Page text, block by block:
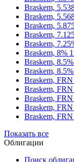
Braskem,
Braskem,
Braskem,
Braskem,
Braskem,
Braskem, 8%
Braskem,
Braskem,
Braskem,
Braskem,
Braskem,
Braskem,
Braskem,
Показать все
Облигации
Поиск